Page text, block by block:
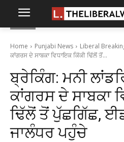
Home Punjabi News Liberal
ਕਾਂਗਰਸ ਦੇ ਸਾਬਕਾ ਵਿਧਾਇਕ ਕਿੱਕੀ ਢਿੱਲੋਂ ਤੋਂ...
ਬ੍ਰੇਕਿੰਗ: ਮਨੀ
ਕਾਂਗਰਸ ਦੇ ਸਾਬਕਾ
ਢਿੱਲੋਂ ਤੋਂ ਪੁੱਛਗਿੱਛ,
ਜਾਲੰਧਰ ਪਹੁੰਚੇ